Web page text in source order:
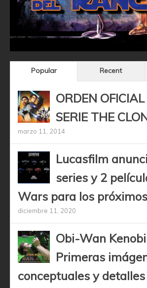
Popular Recent
ORDEN
SERIE THE
marzo 11, 2014
Lucasfilm
series y 2
Wars para los
diciembre 11, 2020
Obi-Wan
Primeras
conceptuales y